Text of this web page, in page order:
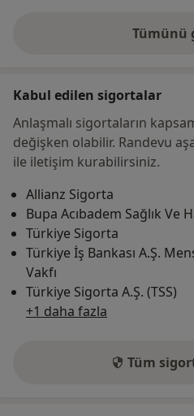
Tümünü
Kabul edilen sigortalar
Anlaşmalı sigortaların
değişken olabilir. Randevu
ile iletişim kurabilirsiniz.
Allianz Sigorta
Bupa Acıbadem Sağlık Ve
Türkiye Sigorta
Türkiye İş Bankası A.Ş.
Vakfı
Türkiye Sigorta A.Ş. (TSS)
+1 daha fazla
Tüm